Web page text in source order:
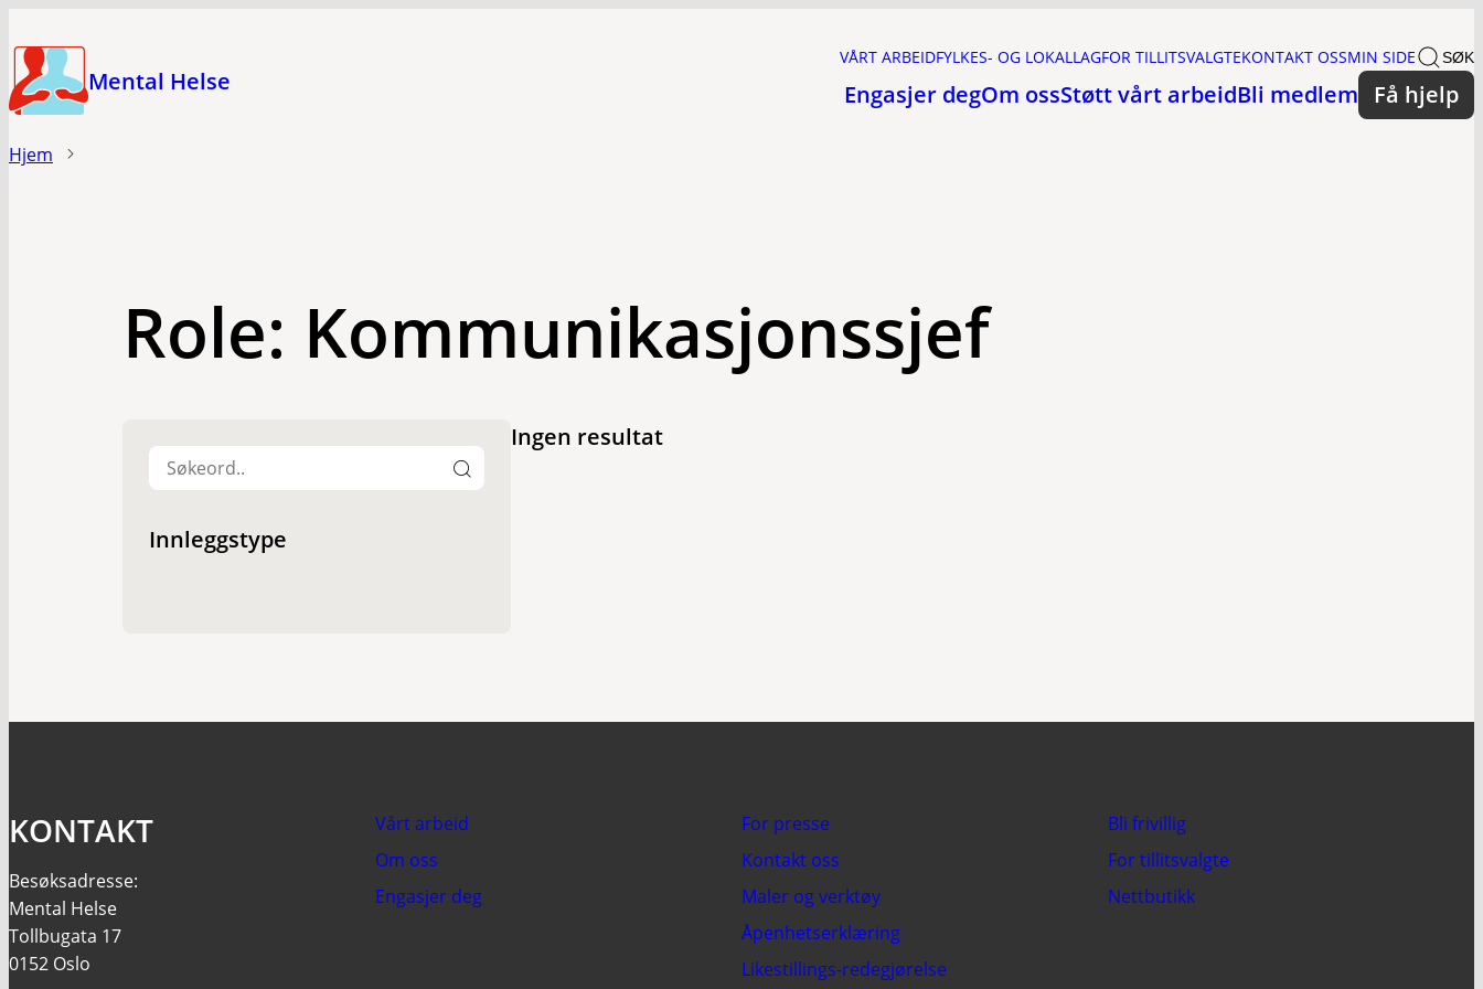
til
hovedinnholdMental Helse
VÅRT ARBEIDFYLKES- OG LOKALLAGFOR TILLITSVALGTEKONTAKT OSSMIN SIDE SØK
Engasjer degOm ossStøtt vårt arbeidBli medlem Få hjelp
Hjem
Role: Kommunikasjonssjef
Innleggstype
Ingen resultat
KONTAKT
Besøksadresse:
Mental Helse
Tollbugata 17
0152 Oslo
Vårt arbeid
Om oss
Engasjer deg
For presse
Kontakt oss
Maler og verktøy
Åpenhetserklæring
Likestillings-redegjørelse
Bli frivillig
For tillitsvalgte
Nettbutikk